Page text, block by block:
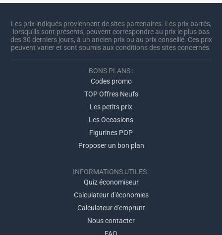
Les prix indiqués proviennent de sites partenaires. Les prix barrés,
lorsqu'ils sont présents, peuvent correspondre au prix le plus bas
des 30 derniers jours, à un ancien prix ou au prix conseillé. Ces prix
peuvent varier et sont soumis aux conditions des sites concernés.
BONS PLANS :
Codes promo
TOP Offres Neufs
Les petits prix
Les Occasions
Figurines POP
Proposer un bon plan
INFORMATIONS UTILES :
Quiz économiseur
Calculateur d'économies
Calculateur d'emprunt
Nous contacter